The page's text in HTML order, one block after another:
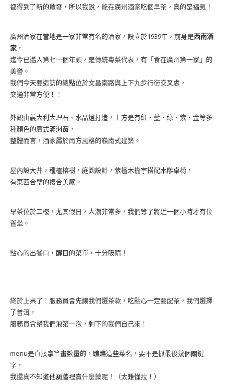
都得到了新的啟發，所以我說，能在廣州酒家吃個早茶，真的是福氣！
廣州酒家在當地是一家非常有名的酒家，設立於1939年，前身是西南酒
家 ，
迄今已邁入第七十個年頭，是傳統粵菜代表，有「食在廣州第一家」的
美譽。
我們今天要造訪的總點位於文昌南路與上下九步行街交叉處，
交通非常方便！！
外觀由義大利大理石、水晶燈打造，上方是有紅、藍、綠、紫、金等多
種顏色的廣式滿洲窗，
整體而言，酒家屬於南方風格的嶺南式建築。
屋內設大井，種植榕樹，庭園設計，紫檀木檐宇搭配木雕桌椅，
有東西合璧的複合美感。
早茶位於二樓，尤其假日，人潮非常多，我們等了將近一個小時才有位
置坐。
點心的出餐口，醒目的菜單，十分吸睛！
終於上桌了！服務員會先讓我們選茶款，吃點心一定要配茶，我們選擇
了普洱，
服務員會幫我們泡第一泡，剩下的我們自己來！
menu是直接拿筆畫數量的，瞧瞧這些菜名，要不是抓最後幾個關鍵
字，
我還真不知道他葫蘆裡賣什麼藥呢！（太難懂拉！）